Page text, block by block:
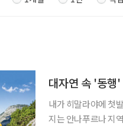
대자연 속 '동행
내가 히말라야에 첫
지는 안나푸르나 지